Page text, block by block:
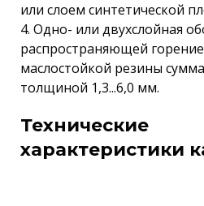
или слоем синтетической
4. Одно- или двухслойная
распространяющей горение
маслостойкой резины
толщиной 1,3...6,0 мм.
Технические
характеристики